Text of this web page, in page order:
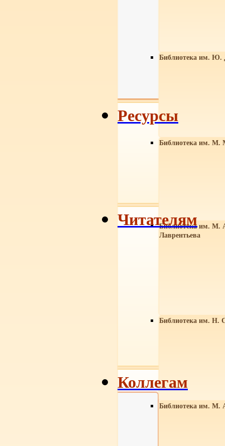
Библиотека им. Ю.
Библиотека им. М.
Библиотека им. М.
Лаврентьева
Библиотека им. Н.
Библиотека им. М.
Ресурсы
Читателям
Коллегам